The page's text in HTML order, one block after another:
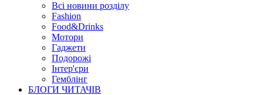
Всі новини розділу
Fashion
Food&Drinks
Мотори
Гаджети
Подорожі
Інтер'єри
Гемблінг
БЛОГИ ЧИТАЧІВ